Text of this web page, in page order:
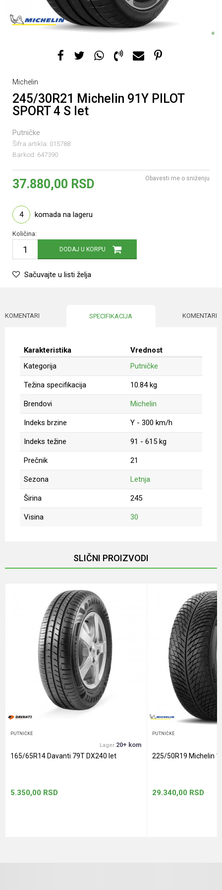
Michelin
245/30R21 Michelin 91Y PILOT
SPORT 4 S let
Putničke
Šifra artikla: 015788
Barkod: 647390
37.880,00 RSD Obavesti me o sniženju
4 komada na lageru
Količina:
DODAJ U KORPU
Sačuvajte u listi želja
KOMENTARI SPECIFIKACIJA KOMENTARI
Karakteristika
Vrednost
Kategorija
Putničke
Težina specifikacija 10.84 kg
Brendovi Michelin
Indeks brzine Y - 300 km/h
Indeks težine 91 - 615 kg
Prečnik 21
Sezona Letnja
Širina 245
Visina 30
Anti-spam zaštita - izračunajte koliko je 2 + 3 :
SLIČNI PROIZVODI
PUTNIČKE
Lager 20+ kom
165/65R14 Davanti 79T DX240 let
5.350,00 RSD
PUTNIČKE
225/50R19 Michelin
29.340,00 RSD